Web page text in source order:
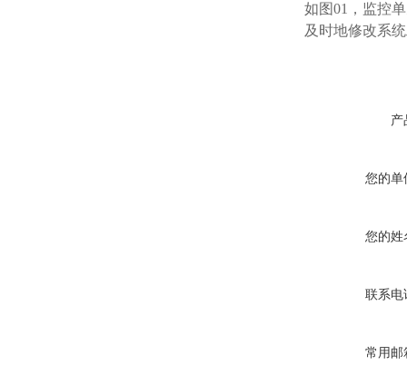
如图01，监控
及时地修改系
产
您的单
您的姓
联系电
常用邮